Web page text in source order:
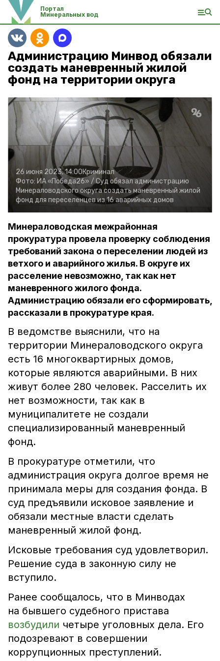
Портал
Минеральных вод
Администрацию Минвод обязали
создать маневренный жилой
фонд на территории округа
26 июня 2023, 14:00Криминал
Фото: ИА «Победа26» / Суд обязал администрацию
Минераловодского округа создать маневренный жилой
фонд для переселенцев из 16 аварийных домов
Минераловодская межрайонная
прокуратура провела проверку соблюдения
требований закона о переселении людей из
ветхого и аварийного жилья. В округе их
расселение невозможно, так как нет
маневренного жилого фонда.
Администрацию обязали его сформировать,
рассказали в прокуратуре края.
В ведомстве выяснили, что на
территории Минераловодского округа
есть 16 многоквартирных домов,
которые являются аварийными. В них
живут более 280 человек. Расселить их
нет возможности, так как в
муниципалитете не создали
специализированный маневренный
фонд.
В прокуратуре отметили, что
администрация округа долгое время не
принимала меры для создания фонда. В
суд предъявили исковое заявление и
обязали местные власти сделать
маневренный жилой фонд.
Исковые требования суд удовлетворил.
Решение суда в законную силу не
вступило.
Ранее сообщалось, что в Минводах
на бывшего судебного пристава
возбудили четыре уголовных дела. Его
подозревают в совершении
коррупционных преступлений.